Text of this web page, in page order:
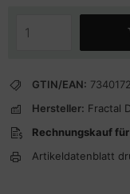
GTIN/EAN:
Hersteller: Fractal
Rechnungskauf
Artikeldatenblatt